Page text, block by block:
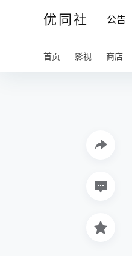
优同社 公告
首页 影视 商店